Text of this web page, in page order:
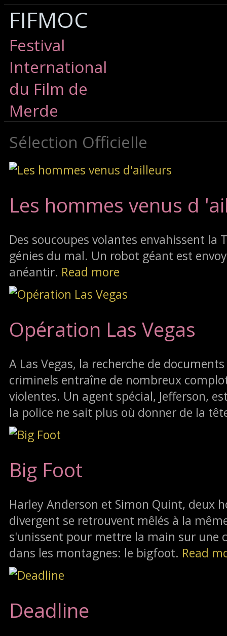
FIFMOC
Festival
International
du Film de
Merde
Sélection Officielle
Les hommes venus d
Des soucoupes volantes envahissent la
génies du mal. Un robot géant est
anéantir. Read more
Opération Las Vegas
A Las Vegas, la recherche de
criminels entraîne de nombreux
violentes. Un agent spécial, Jefferson,
la police ne sait plus où donner de la
Big Foot
Harley Anderson et Simon Quint, deux
divergent se retrouvent mêlés à la
s'unissent pour mettre la main sur une
dans les montagnes: le bigfoot. Read
Deadline